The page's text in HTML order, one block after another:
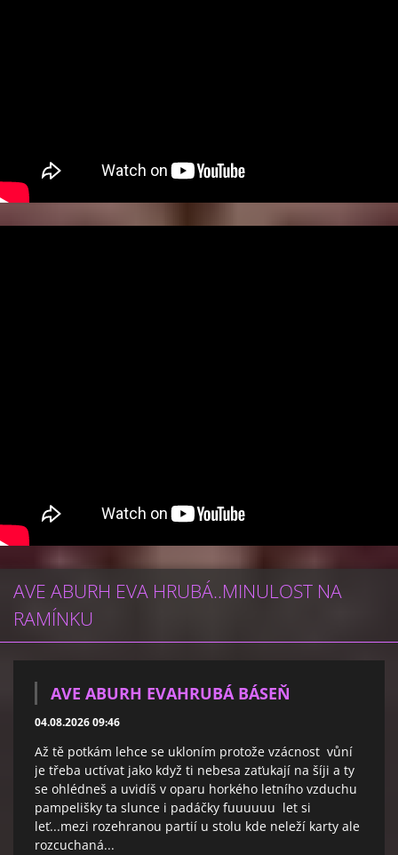
AVE ABURH EVA HRUBÁ..MINULOST NA
RAMÍNKU
AVE ABURH EVAHRUBÁ BÁSEŇ
04.08.2026 09:46
Až tě potkám lehce se ukloním protože vzácnost vůní
je třeba uctívat jako když ti nebesa zaťukají na šíji a ty
se ohlédneš a uvidíš v oparu horkého letního vzduchu
pampelišky ta slunce i padáčky fuuuuuu let si
leť...mezi rozehranou partií u stolu kde neleží karty ale
rozcuchaná...